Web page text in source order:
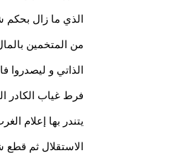
الذي ما زال بحكم
من المتخمين
الذاتي و ليصدروا
فرط غياب الكادر
يتندر بها إعلام
الاستقلال ثم